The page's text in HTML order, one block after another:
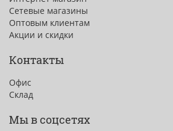
Сетевые магазины
Оптовым клиентам
Акции и скидки
Контакты
Офис
Склад
Мы в соцсетях